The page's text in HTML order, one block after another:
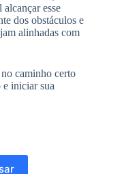
esse
dos obstáculos e
alinhadas com
caminho certo
e iniciar sua